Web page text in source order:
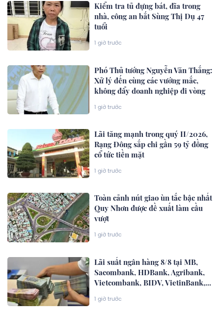
Kiểm tra tủ đựng bát, đĩa trong
nhà, công an bắt Sùng Thị Dụ 47
tuổi
1 giờ trước
Phó Thủ tướng Nguyễn Văn Thắng:
Xử lý đến cùng các vướng mắc,
không đẩy doanh nghiệp đi vòng
1 giờ trước
Lãi tăng mạnh trong quý II/2026,
Rạng Đông sắp chi gần 59 tỷ đồng
cổ tức tiền mặt
1 giờ trước
Toàn cảnh nút giao ùn tắc bậc nhất
Quy Nhơn được đề xuất làm cầu
vượt
1 giờ trước
Lãi suất ngân hàng 8/8 tại MB,
Sacombank, HDBank, Agribank,
Vietcombank, BIDV, VietinBank,...
1 giờ trước